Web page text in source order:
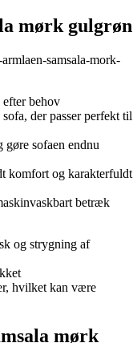
mørk gulgrøn
samsala-mork-
behov
der passer perfekt til
sofaen endnu
komfort og karakterfuldt
betræk
og strygning af
hvilket kan være
mørk